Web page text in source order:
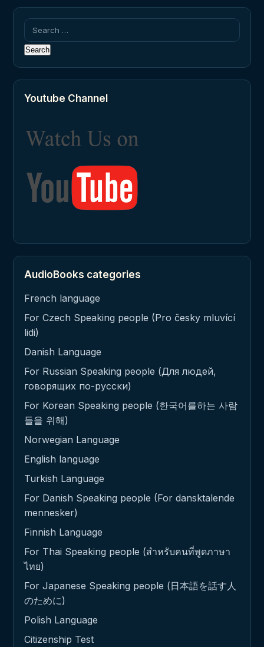
Search
for:
Youtube Channel
AudioBooks categories
French language
For Czech Speaking people (Pro česky mluvící
lidi)
Danish Language
For Russian Speaking people (Для людей,
говорящих по-русски)
For Korean Speaking people (한국어를하는 사람
들을 위해)
Norwegian Language
English language
Turkish Language
For Danish Speaking people (For dansktalende
mennesker)
Finnish Language
For Thai Speaking people (สำหรับคนที่พูดภาษา
ไทย)
For Japanese Speaking people (日本語を話す人
のために)
Polish Language
Citizenship Test